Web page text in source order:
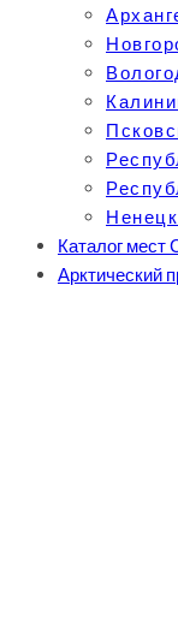
Каталог
Арктический